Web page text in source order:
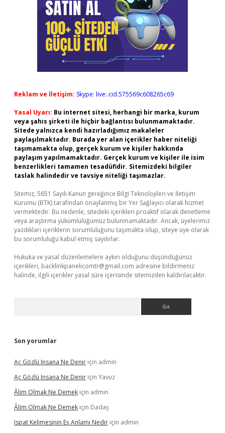
Reklam ve İletişim: Skype: live:.cid.575569c608265c69
Yasal Uyarı: Bu internet sitesi, herhangi bir marka, kurum
veya şahıs şirketi ile hiçbir bağlantısı bulunmamaktadır.
Sitede yalnızca kendi hazırladığımız makaleler
paylaşılmaktadır. Burada yer alan içerikler haber niteliği
taşımamakta olup, gerçek kurum ve kişiler hakkında
paylaşım yapılmamaktadır. Gerçek kurum ve kişiler ile isim
benzerlikleri tamamen tesadüfidir. Sitemizdeki bilgiler
taslak halindedir ve tavsiye niteliği taşımazlar.
Sitemiz, 5651 Sayılı Kanun gereğince Bilgi Teknolojileri ve İletişim
Kurumu (BTK) tarafından onaylanmış bir Yer Sağlayıcı olarak hizmet
vermektedir. Bu nedenle, sitedeki içerikleri proaktif olarak denetleme
veya araştırma yükümlülüğümüz bulunmamaktadır. Ancak, üyelerimiz
yazdıkları içeriklerin sorumluluğunu taşımakta olup, siteye üye olarak
bu sorumluluğu kabul etmiş sayılırlar.
Hukuka ve yasal düzenlemelere aykırı olduğunu düşündüğünüz
içerikleri, backlinkpanelicomtr@gmail.com adresine bildirmeniz
halinde, ilgili içerikler yasal süre içerisinde sitemizden kaldırılacaktır.
Son yorumlar
Aç Gözlü Insana Ne Denir için admin
Aç Gözlü Insana Ne Denir için Yavuz
Âlim Olmak Ne Demek için admin
Âlim Olmak Ne Demek için Dadaş
Ispat Kelimesinin Eş Anlamı Nedir için admin